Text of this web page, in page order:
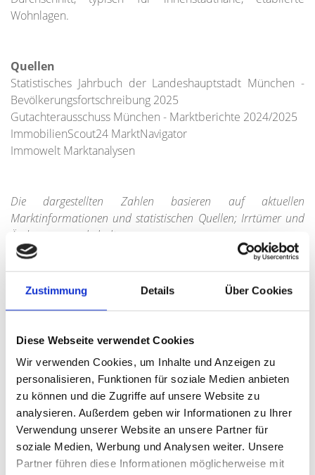
Zustimmung Details Über Cookies
Diese Webseite verwendet Cookies
Wir verwenden Cookies, um Inhalte und Anzeigen zu
personalisieren, Funktionen für soziale Medien anbieten
zu können und die Zugriffe auf unsere Website zu
analysieren. Außerdem geben wir Informationen zu Ihrer
Verwendung unserer Website an unsere Partner für
soziale Medien, Werbung und Analysen weiter. Unsere
Partner führen diese Informationen möglicherweise mit
Wohnlagen.
Quellen
Statistisches Jahrbuch der Landeshauptstadt München -
Bevölkerungsfortschreibung 2025
Gutachterausschuss München - Marktberichte 2024/2025
ImmobilienScout24 MarktNavigator
Immowelt Marktanalysen
Die dargestellten Zahlen basieren auf aktuellen
Marktinformationen und statistischen Quellen; Irrtümer und
Änderungen vorbehalten.
Marktdaten zu Münchens Stadtteilen
Sie sind Immobilieneigentümer und suchen für Ihren
Stadtteil einen passenden Immobilienmakler? Wir von
Hegerich Immobilien sind der richtige Partner, wenn
es um den Immobilienverkauf in München geht.